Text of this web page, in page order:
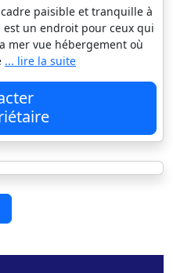
paisible et tranquille à
est un endroit pour ceux qui
mer vue hébergement où
... lire la suite